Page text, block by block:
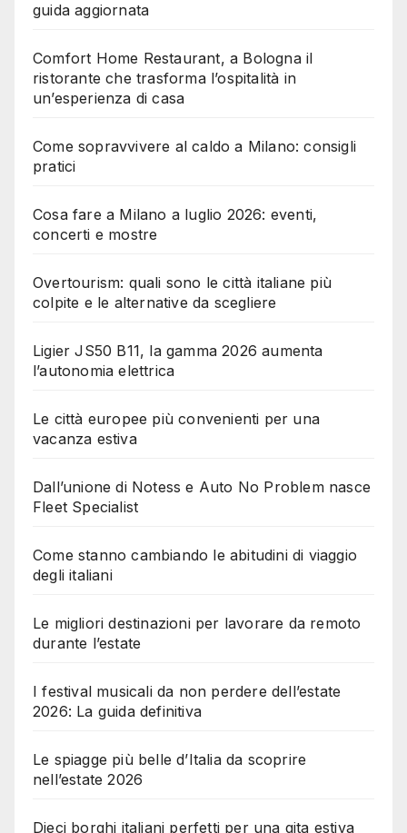
guida aggiornata
Comfort Home Restaurant, a Bologna il
ristorante che trasforma l’ospitalità in
un’esperienza di casa
Come sopravvivere al caldo a Milano: consigli
pratici
Cosa fare a Milano a luglio 2026: eventi,
concerti e mostre
Overtourism: quali sono le città italiane più
colpite e le alternative da scegliere
Ligier JS50 B11, la gamma 2026 aumenta
l’autonomia elettrica
Le città europee più convenienti per una
vacanza estiva
Dall’unione di Notess e Auto No Problem nasce
Fleet Specialist
Come stanno cambiando le abitudini di viaggio
degli italiani
Le migliori destinazioni per lavorare da remoto
durante l’estate
I festival musicali da non perdere dell’estate
2026: La guida definitiva
Le spiagge più belle d’Italia da scoprire
nell’estate 2026
Dieci borghi italiani perfetti per una gita estiva